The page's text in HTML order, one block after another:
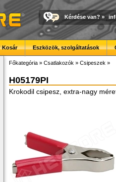
Kérdése van? »
Kosár Eszközök, szolgáltatások
Főkategória » Csatlakozók » Csipeszek »
H05179PI
Krokodil csipesz, extra-nagy